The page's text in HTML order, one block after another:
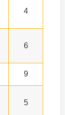
4
6
9
5